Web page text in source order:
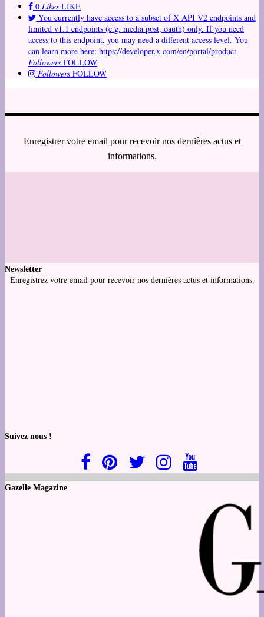
0 Likes LIKE
You currently have access to a subset of X API V2 endpoints and
limited v1.1 endpoints (e.g. media post, oauth) only. If you need
access to this endpoint, you may need a different access level. You
can learn more here: https://developer.x.com/en/portal/product
Followers FOLLOW
Followers FOLLOW
Enregistrer votre email pour recevoir nos dernières actus et
informations.
Newsletter
Enregistrez votre email pour recevoir nos dernières actus et informations.
Suivez nous !
Gazelle Magazine